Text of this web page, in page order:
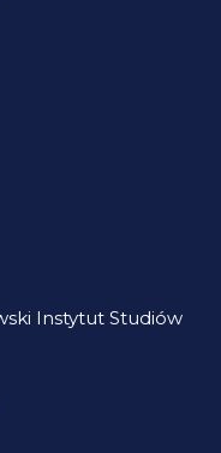
Instytut Studiów